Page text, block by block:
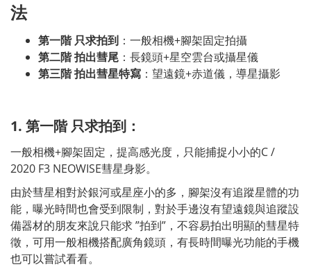
法
第一階 只求拍到 ：一般相機+腳架固定拍攝
第二階 拍出彗尾 ：長鏡頭+星空雲台或攝星儀
第三階 拍出彗星特寫 ：望遠鏡+赤道儀，導星攝影
1. 第一階 只求拍到：
一般相機+腳架固定，提高感光度，只能捕捉小小的C /
2020 F3 NEOWISE彗星身影。
由於彗星相對於銀河或星座小的多，腳架沒有追蹤星體的功
能，曝光時間也會受到限制，對於手邊沒有望遠鏡與追蹤設
備器材的朋友來說只能求 ”拍到”，不容易拍出明顯的彗星特
徵，可用一般相機搭配廣角鏡頭，有長時間曝光功能的手機
也可以嘗試看看。